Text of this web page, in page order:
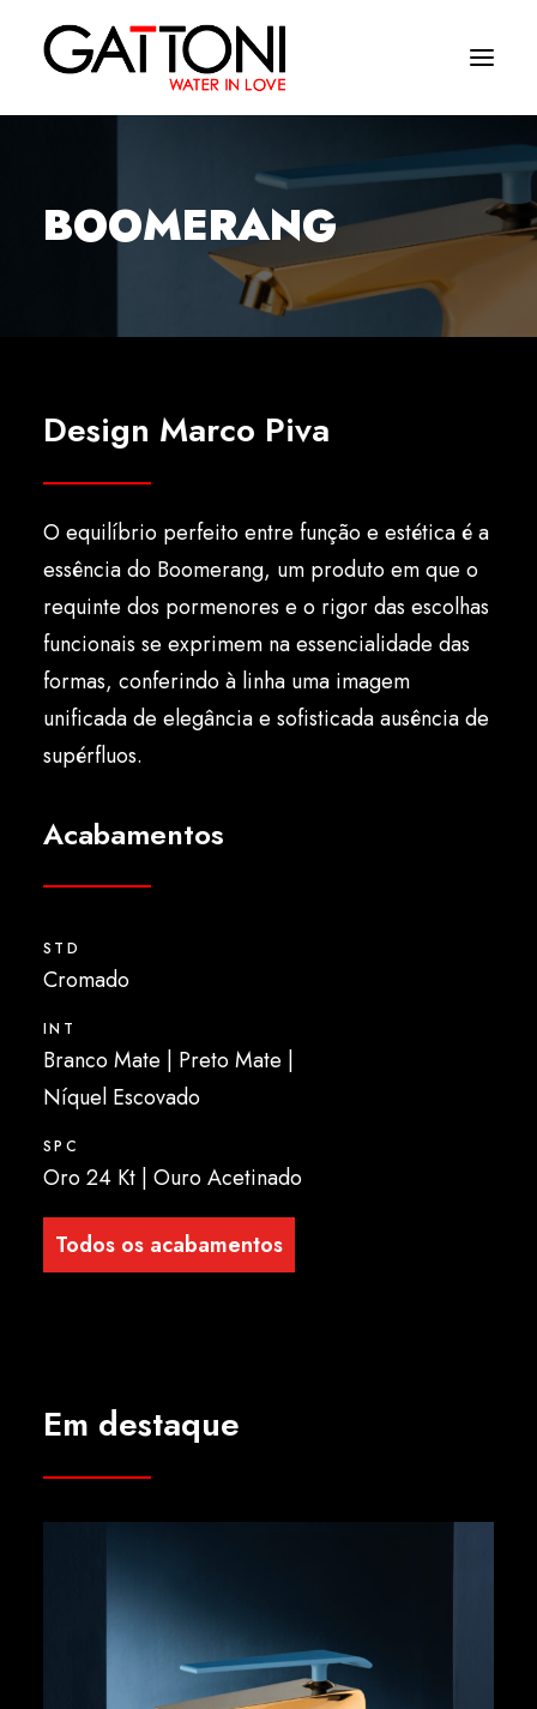
Ambientes
Onde comprar
Português
BOOMERANG
Design Marco Piva
O equilíbrio perfeito entre função e estética é a
essência do Boomerang, um produto em que o
requinte dos pormenores e o rigor das escolhas
funcionais se exprimem na essencialidade das
formas, conferindo à linha uma imagem
unificada de elegância e sofisticada ausência de
supérfluos.
Acabamentos
STD
Cromado
INT
Branco Mate | Preto Mate |
Níquel Escovado
SPC
Oro 24 Kt | Ouro Acetinado
Todos os acabamentos
Em destaque